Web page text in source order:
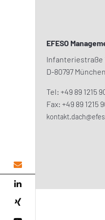
EFESO
Infanteriestraße
D-80797 München
Tel: +49 89 1215
Fax: +49 89 1215